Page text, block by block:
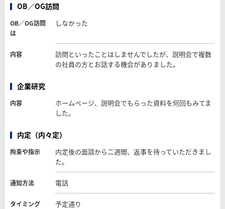
OB／OG訪問
OB／OG訪問
は
しなかった
内容
訪問といったことはしませんでしたが、説明会で複数
の社員の方とお話する機会がありました。
企業研究
内容
ホームページ、説明会でもらった資料を何回もみてま
した。
内定（内々定）
拘束や指示
内定後の面談から二週間、返事を待っていただきまし
た。
通知方法 電話
タイミング 予定通り